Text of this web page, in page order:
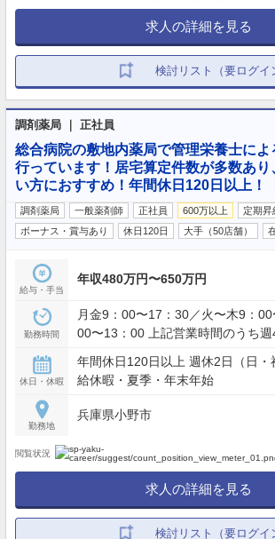
求人の詳細を見る
検討リスト（要ログイ
調剤薬局 ｜ 正社員
総合病院の敷地内薬局で管理栄養士によ
行っています！居宅算定件数が多数あり
い方におすすめ！年間休日120日以上！
調剤薬局 一般薬剤師 正社員 600万以上
定期昇
ボーナス・賞与あり
休日120日 大手（50店舗）
給与・手当
年収480万円〜650万円
勤務時間
月金9：00〜17：30／火〜木9：00
00〜13：00 上記営業時間のうち週
休日・休暇
年間休日120日以上 週休2日（日・
給休暇・夏季・年末年始
勤務地
兵庫県小野市
閲覧状況
求人の詳細を見る
検討リスト（要ログイ